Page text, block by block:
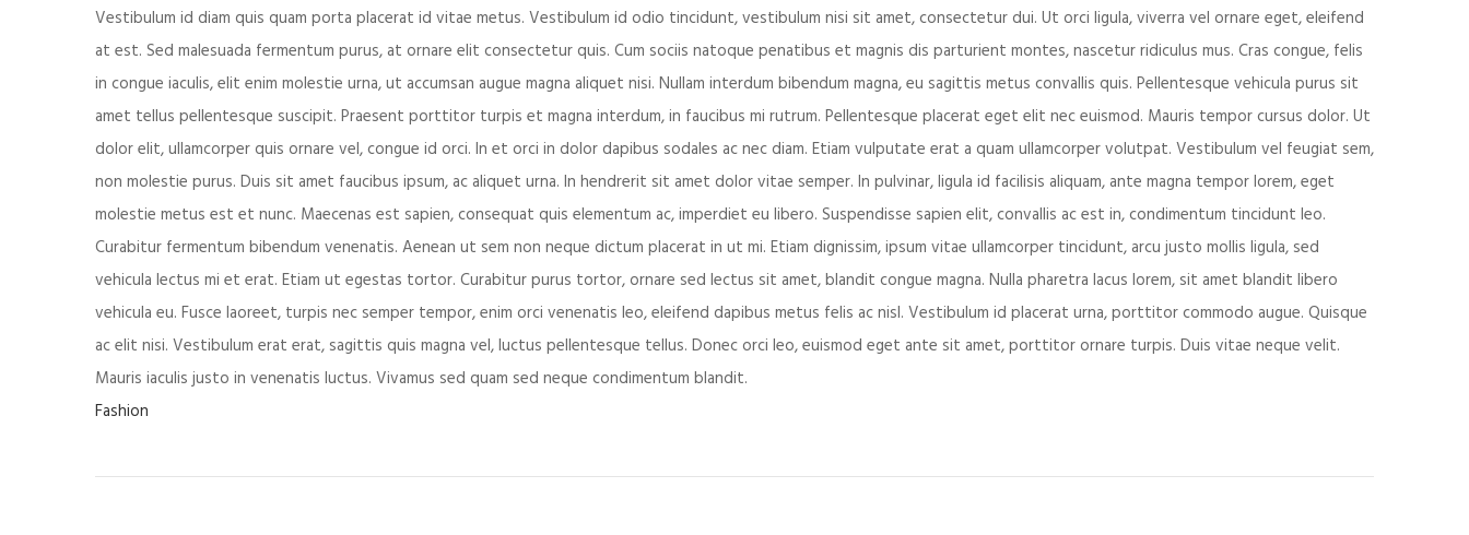
Vestibulum id diam quis quam porta placerat id vitae metus. Vestibulum id odio tincidunt, vestibulum nisi sit amet, consectetur dui. Ut orci ligula, viverra vel ornare eget, eleifend
at est. Sed malesuada fermentum purus, at ornare elit consectetur quis. Cum sociis natoque penatibus et magnis dis parturient montes, nascetur ridiculus mus. Cras congue, felis
in congue iaculis, elit enim molestie urna, ut accumsan augue magna aliquet nisi. Nullam interdum bibendum magna, eu sagittis metus convallis quis. Pellentesque vehicula purus sit
amet tellus pellentesque suscipit. Praesent porttitor turpis et magna interdum, in faucibus mi rutrum. Pellentesque placerat eget elit nec euismod. Mauris tempor cursus dolor. Ut
dolor elit, ullamcorper quis ornare vel, congue id orci. In et orci in dolor dapibus sodales ac nec diam. Etiam vulputate erat a quam ullamcorper volutpat. Vestibulum vel feugiat sem,
non molestie purus. Duis sit amet faucibus ipsum, ac aliquet urna. In hendrerit sit amet dolor vitae semper. In pulvinar, ligula id facilisis aliquam, ante magna tempor lorem, eget
molestie metus est et nunc. Maecenas est sapien, consequat quis elementum ac, imperdiet eu libero. Suspendisse sapien elit, convallis ac est in, condimentum tincidunt leo.
Curabitur fermentum bibendum venenatis. Aenean ut sem non neque dictum placerat in ut mi. Etiam dignissim, ipsum vitae ullamcorper tincidunt, arcu justo mollis ligula, sed
vehicula lectus mi et erat. Etiam ut egestas tortor. Curabitur purus tortor, ornare sed lectus sit amet, blandit congue magna. Nulla pharetra lacus lorem, sit amet blandit libero
vehicula eu. Fusce laoreet, turpis nec semper tempor, enim orci venenatis leo, eleifend dapibus metus felis ac nisl. Vestibulum id placerat urna, porttitor commodo augue. Quisque
ac elit nisi. Vestibulum erat erat, sagittis quis magna vel, luctus pellentesque tellus. Donec orci leo, euismod eget ante sit amet, porttitor ornare turpis. Duis vitae neque velit.
Mauris iaculis justo in venenatis luctus. Vivamus sed quam sed neque condimentum blandit.
Fashion